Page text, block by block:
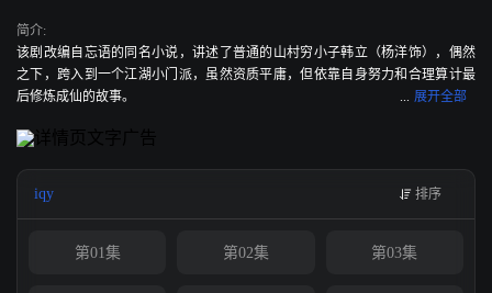
简介:
该剧改编自忘语的同名小说，讲述了普通的山村穷小子韩立（杨洋饰），偶然
之下，跨入到一个江湖小门派，虽然资质平庸，但依靠自身努力和合理算计最
后修炼成仙的故事。
iqy 排序
第01集 第02集 第03集